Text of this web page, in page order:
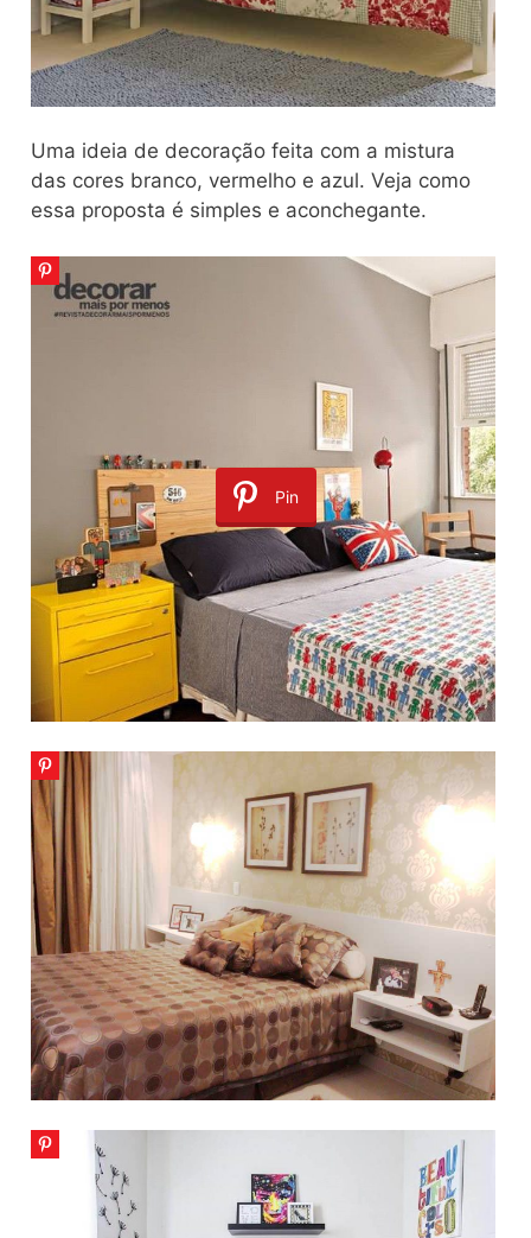
Uma ideia de decoração feita com a mistura
das cores branco, vermelho e azul. Veja como
essa proposta é simples e aconchegante.
Pin